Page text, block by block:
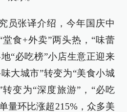
员张译介绍，今年国庆中
食+外卖”两头热，“味蕾
“必吃榜”小店生意正迎来
大城市”转变为“美食小城
变为“深度旅游”，“必吃
量环比涨超215%，众多美